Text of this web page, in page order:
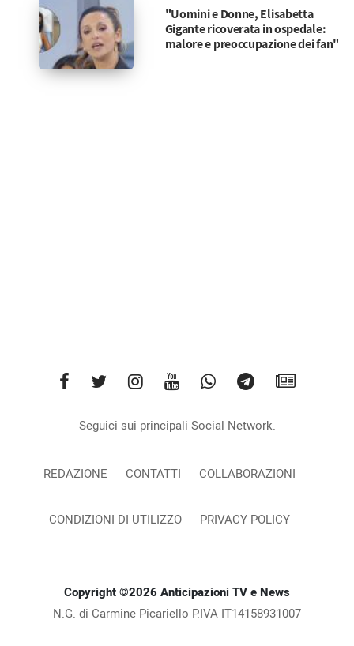
"Uomini e Donne, Elisabetta
Gigante ricoverata in ospedale:
malore e preoccupazione dei fan"
Seguici sui principali Social Network.
REDAZIONE CONTATTI COLLABORAZIONI
CONDIZIONI DI UTILIZZO PRIVACY POLICY
Copyright ©2026 Anticipazioni TV e News
N.G. di Carmine Picariello P.IVA IT14158931007